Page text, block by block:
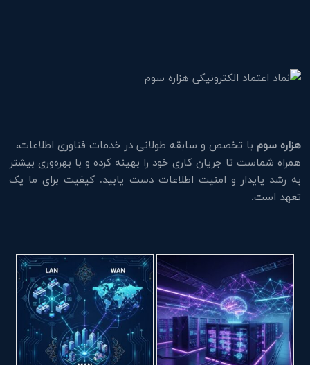
هزاره سوم با تخصص و سابقه طولانی در خدمات فناوری اطلاعات،
همراه شماست تا جریان کاری خود را بهینه کرده و با بهره‌وری بیشتر
به رشد پایدار و امنیت اطلاعات دست یابید. کیفیت برای ما یک
تعهد است.